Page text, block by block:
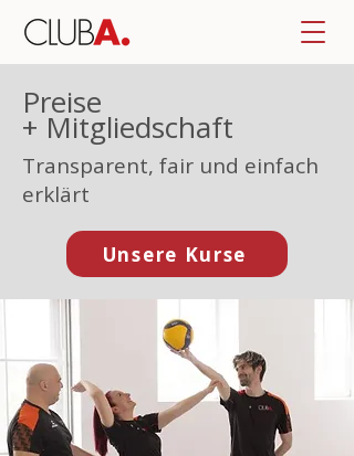
Preise
+ Mitgliedschaft
Transparent, fair und einfach
erklärt
Unsere Kurse